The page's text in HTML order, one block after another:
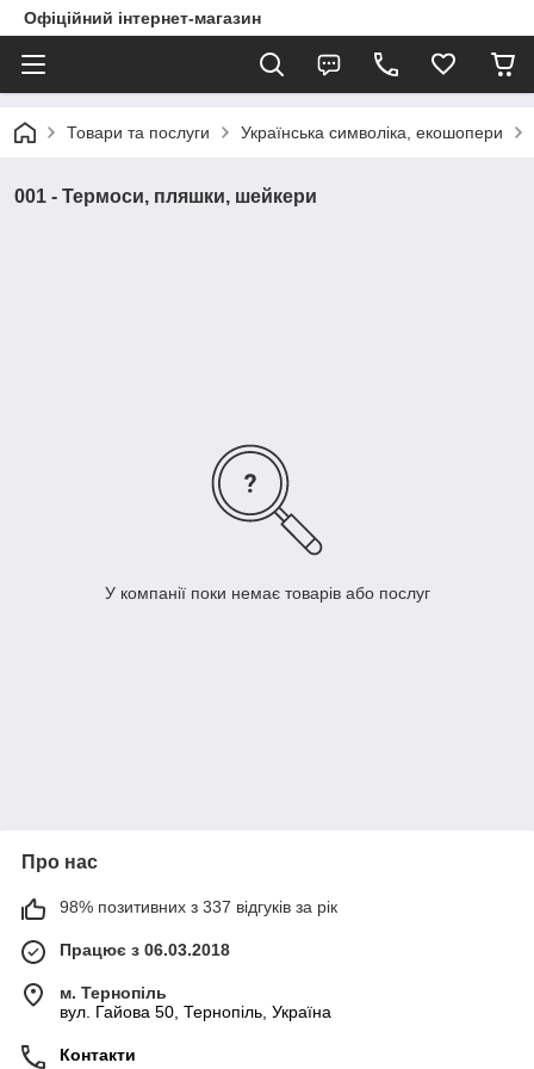
Офіційний інтернет-магазин
Товари та послуги Українська символіка, екошопери
001 - Термоси, пляшки, шейкери
У компанії поки немає товарів або послуг
Про нас
98% позитивних з 337 відгуків за рік
Працює з 06.03.2018
м. Тернопіль
вул. Гайова 50, Тернопіль, Україна
Контакти